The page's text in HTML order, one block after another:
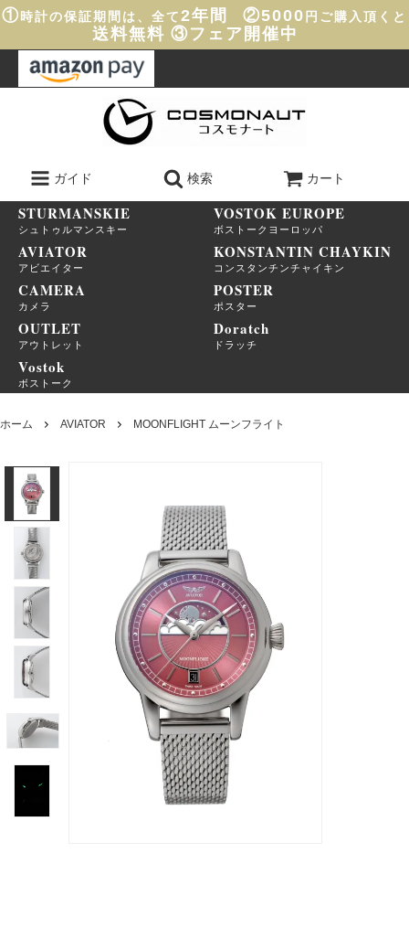
① 時計の保証期間は、全て2年間 ②5000 円ご購入頂くと
送料無料 ③フェア開催中
ガイド 検索 カート
STURMANSKIE
シュトゥルマンスキー
VOSTOK EUROPE
ボストークヨーロッパ
AVIATOR
アビエイター
KONSTANTIN CHAYKIN
コンスタンチンチャイキン
CAMERA
カメラ
POSTER
ポスター
OUTLET
アウトレット
Doratch
ドラッチ
Vostok
ボストーク
ホーム AVIATOR MOONFLIGHT ムーンフライト